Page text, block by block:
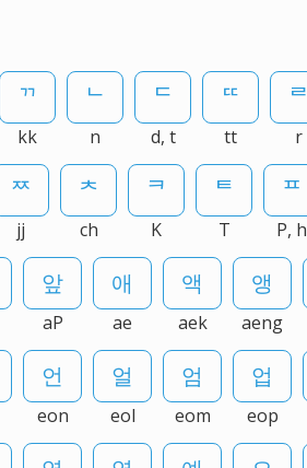
kk n d, t tt r
jj ch K T P, h
aP ae aek aeng
eon eol eom eop